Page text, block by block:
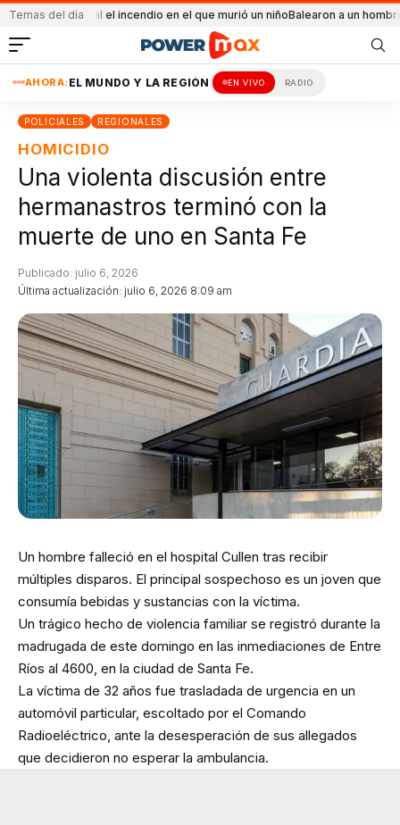
Temas del díael incendio en el que murió un niñoBalearon a un hombre en un
AHORA: EL MUNDO Y LA REGIÓN EN VIVO RADIO
POLICIALES REGIONALES
HOMICIDIO
Una violenta discusión entre
hermanastros terminó con la
muerte de uno en Santa Fe
Última actualización: julio 6, 2026 8:09 am
Publicado: julio 6, 2026
Un hombre falleció en el hospital Cullen tras recibir
múltiples disparos. El principal sospechoso es un joven que
consumía bebidas y sustancias con la víctima.
Un trágico hecho de violencia familiar se registró durante la
madrugada de este domingo en las inmediaciones de Entre
Ríos al 4600, en la ciudad de Santa Fe.
La víctima de 32 años fue trasladada de urgencia en un
automóvil particular, escoltado por el Comando
Radioeléctrico, ante la desesperación de sus allegados
que decidieron no esperar la ambulancia.